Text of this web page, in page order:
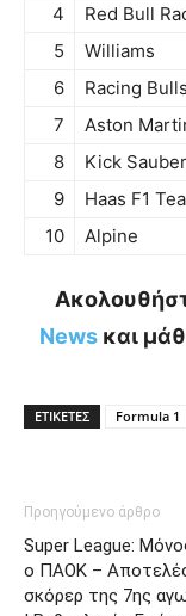
4
Red Bull
5
Williams
6
Racing Bulls
7
Aston
8
Kick Sauber
9
Haas F1
10
Alpine
News και
ΕΤΙΚΕΤΕΣ Formula 1
Προηγούμενο άρθρο
Super League:
ο ΠΑΟΚ –
σκόρερ της 7ης